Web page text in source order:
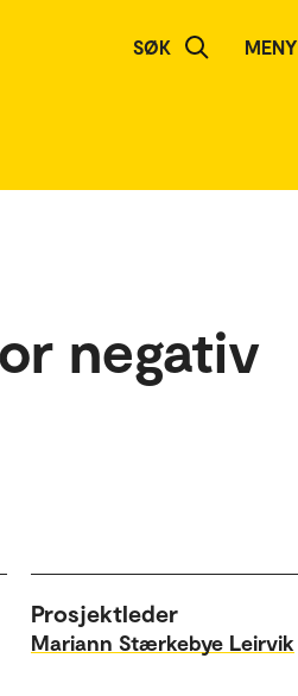
SØK MENY
negativ
Prosjektleder
Mariann Stærkebye Leirvik